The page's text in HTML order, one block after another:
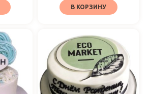
В КОРЗИНУ